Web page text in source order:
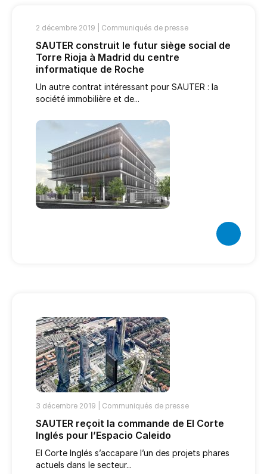
2 décembre 2019 | Communiqués de presse
SAUTER construit le futur siège social de
Torre Rioja à Madrid du centre
informatique de Roche
Un autre contrat intéressant pour SAUTER : la
société immobilière et de...
3 décembre 2019 | Communiqués de presse
SAUTER reçoit la commande de El Corte
Inglés pour l’Espacio Caleido
El Corte Inglés s’accapare l’un des projets phares
actuels dans le secteur...